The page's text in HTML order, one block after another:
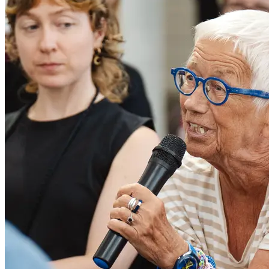
für Menschen mit Behinderungen einsetzt. Außerdem ist er seit
vielen Jahren Vizepräsident des Vereins Weinviertel Inklusion
(WINK).
Seine Motivation liegt darin, wichtige Themen sichtbar zu
machen und sich für Inklusion einzusetzen. Das Schreiben dient
ihm als Ausdrucksmittel für das, was ihn bewegt, damit
Gedanken und Anliegen nicht verloren gehen.
IN EINFACHER SPRACHE:
Das Dom Museum Wien und der Verein Ohrenschmaus laden zu
einer Lesung ein.
Das Thema ist: Arbeit.
Im Mai gab es eine Schreibwerkstatt.
Dort haben Menschen mit Lernschwierigkeiten Texte
In den Texten geht es um Arbeit, Alltag und das eigene Leben.
Einige Texte werden bei der Lesung vorgelesen.
Bei der Lesung lesen auch zwei Autor:innen:
Anna-Lina Ernstberger und Ron Pfennigbauer.
Sie lesen ihre Texte über Arbeit.
Sie erzählen auch von ihren Erfahrungen mit Inklusion in der